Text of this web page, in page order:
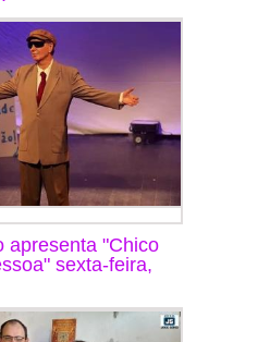
apresenta "Chico
sexta-feira,